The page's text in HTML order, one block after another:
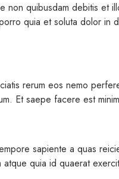
non quibusdam debitis
quia et soluta dolor
rerum eos nemo
Et saepe facere est
sapiente a quas
quia id quaerat